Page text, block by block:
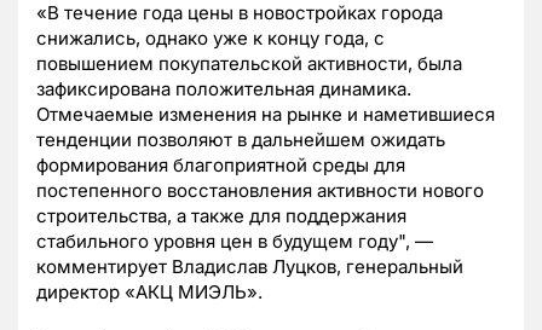
«В течение года цены в новостройках города
снижались, однако уже к концу года, с
повышением покупательской активности, была
зафиксирована положительная динамика.
Отмечаемые изменения на рынке и наметившиеся
тенденции позволяют в дальнейшем ожидать
формирования благоприятной среды для
постепенного восстановления активности нового
строительства, а также для поддержания
стабильного уровня цен в будущем году", —
комментирует Владислав Луцков, генеральный
директор «АКЦ МИЭЛЬ».